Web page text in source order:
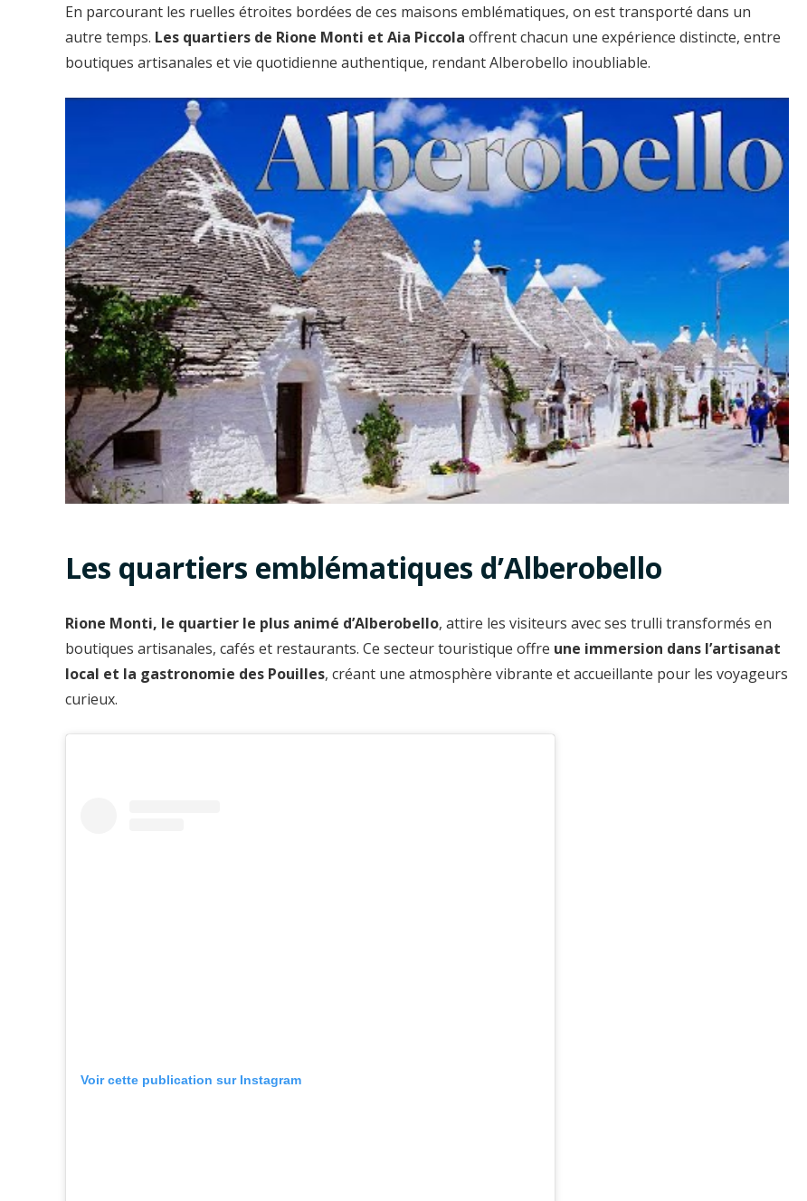
En parcourant les ruelles étroites bordées de ces maisons emblématiques, on est transporté dans un
autre temps. Les quartiers de Rione Monti et Aia Piccola offrent chacun une expérience distincte, entre
boutiques artisanales et vie quotidienne authentique, rendant Alberobello inoubliable.
Les quartiers emblématiques d’Alberobello
Rione Monti, le quartier le plus animé d’Alberobello, attire les visiteurs avec ses trulli transformés en
boutiques artisanales, cafés et restaurants. Ce secteur touristique offre une immersion dans l’artisanat
local et la gastronomie des Pouilles, créant une atmosphère vibrante et accueillante pour les voyageurs
curieux.
Voir cette publication sur Instagram